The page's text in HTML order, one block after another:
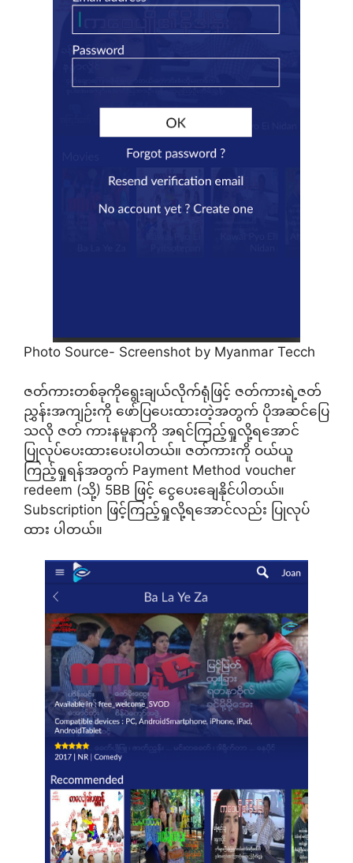
Photo Source- Screenshot by Myanmar Tecch
ဇတ်ကားတစ်ခုကိုရွေးချယ်လိုက်ရုံဖြင့် ဇတ်ကားရဲ့ဇတ်
ညွှန်းအကျဉ်းကို ဖော်ပြပေးထားတဲ့အတွက် ပိုအဆင်ပြေ
သလို ဇတ် ကားနမူနာကို အရင်ကြည့်ရှုလို့ရအောင်
ပြုလုပ်ပေးထားပေးပါတယ်။ ဇတ်ကားကို ဝယ်ယူ
ကြည့်ရှုရန်အတွက် Payment Method voucher
redeem (သို့) 5BB ဖြင့် ငွေပေးချေနိုင်ပါတယ်။
Subscription ဖြင့်ကြည့်ရှုလို့ရအောင်လည်း ပြုလုပ်
ထား ပါတယ်။